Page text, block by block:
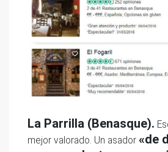
La Parrilla (Benasque).
mejor valorado. Un asador «de